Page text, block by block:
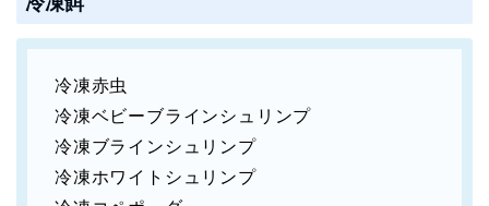
冷凍赤虫
冷凍ベビーブラインシュリンプ
冷凍ブラインシュリンプ
冷凍ホワイトシュリンプ